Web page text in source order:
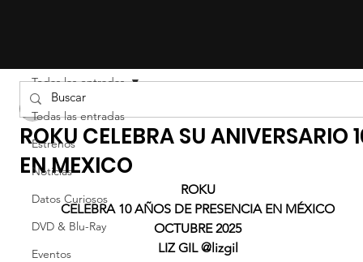
Todas las entradas
Estrenos
Noticias
Datos Curiosos
DVD & Blu-Ray
Eventos
Todas las entradas
ROKU CELEBRA SU ANIVERSARIO
EN MEXICO
ROKU
CELEBRA 10 AÑOS DE PRESENCIA EN MÉXICO
OCTUBRE 2025
LIZ GIL @lizgil